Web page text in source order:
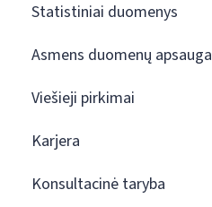
Statistiniai duomenys
Asmens duomenų apsauga
Viešieji pirkimai
Karjera
Konsultacinė taryba